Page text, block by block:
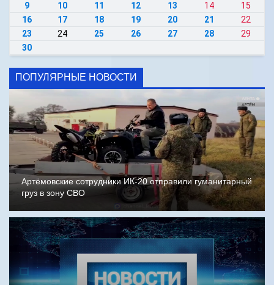
9
10 11 12 13 14
15
16
17 18 19 20 21
22
23
24 25 26 27 28
29
30
ПОПУЛЯРНЫЕ НОВОСТИ
Артёмовские сотрудники ИК-20 отправили гуманитарный
груз в зону СВО